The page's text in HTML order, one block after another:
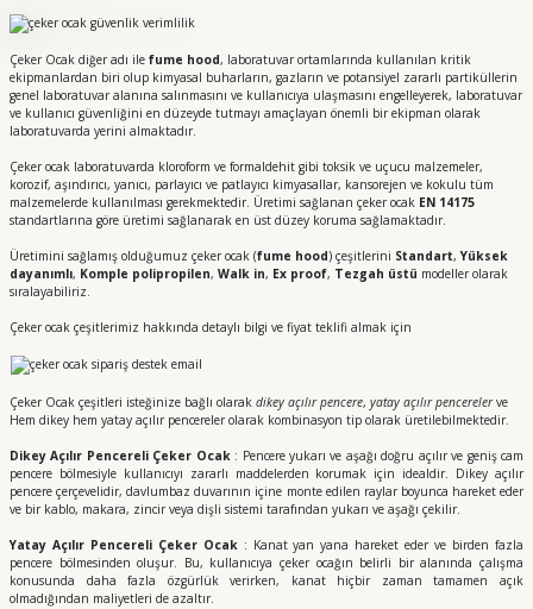
Çeker Ocak diğer adı ile fume hood, laboratuvar ortamlarında kullanılan kritik
ekipmanlardan biri olup kimyasal buharların, gazların ve potansiyel zararlı partiküllerin
genel laboratuvar alanına salınmasını ve kullanıcıya ulaşmasını engelleyerek, laboratuvar
ve kullanıcı güvenliğini en düzeyde tutmayı amaçlayan önemli bir ekipman olarak
laboratuvarda yerini almaktadır.
Çeker ocak laboratuvarda kloroform ve formaldehit gibi toksik ve uçucu malzemeler,
korozif, aşındırıcı, yanıcı, parlayıcı ve patlayıcı kimyasallar, kansorejen ve kokulu tüm
malzemelerde kullanılması gerekmektedir. Üretimi sağlanan çeker ocak EN 14175
standartlarına göre üretimi sağlanarak en üst düzey koruma sağlamaktadır.
Üretimini sağlamış olduğumuz çeker ocak (fume hood) çeşitlerini Standart,Yüksek
dayanımlı, Komple polipropilen, Walk in, Ex proof, Tezgah üstü modeller olarak
sıralayabiliriz.
Çeker ocak çeşitlerimiz hakkında detaylı bilgi ve fiyat teklifi almak için
Çeker Ocak çeşitleri isteğinize bağlı olarak dikey açılır pencere, yatay açılır pencerelerve
Hem dikey hem yatay açılır pencereler olarak kombinasyon tip olarak üretilebilmektedir.
Dikey Açılır Pencereli Çeker Ocak: Pencere yukarı ve aşağı doğru açılır ve geniş cam
pencere bölmesiyle kullanıcıyı zararlı maddelerden korumak için idealdir. Dikey açılır
pencere çerçevelidir, davlumbaz duvarının içine monte edilen raylar boyunca hareket eder
ve bir kablo, makara, zincir veya dişli sistemi tarafından yukarı ve aşağı çekilir.
Yatay Açılır Pencereli Çeker Ocak: Kanat yan yana hareket eder ve birden fazla
pencere bölmesinden oluşur. Bu, kullanıcıya çeker ocağın belirli bir alanında çalışma
konusunda daha fazla özgürlük verirken, kanat hiçbir zaman tamamen açık
olmadığından maliyetleri de azaltır.